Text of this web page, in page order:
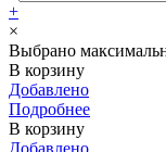
+
×
Выбрано
В корзину
Добавлено
Подробнее
В корзину
Добавлено